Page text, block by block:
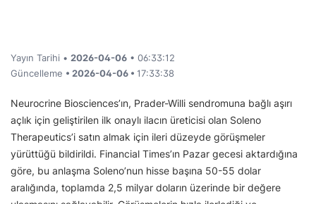
Yayın Tarihi • 2026-04-06 • 06:33:12
Güncelleme • 2026-04-06 • 17:33:38
Neurocrine Biosciences’ın, Prader-Willi sendromuna bağlı aşırı
açlık için geliştirilen ilk onaylı ilacın üreticisi olan Soleno
Therapeutics’i satın almak için ileri düzeyde görüşmeler
yürüttüğü bildirildi. Financial Times’ın Pazar gecesi aktardığına
göre, bu anlaşma Soleno’nun hisse başına 50-55 dolar
aralığında, toplamda 2,5 milyar doların üzerinde bir değere